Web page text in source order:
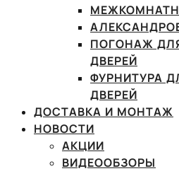
ПОГОНАЖ
ДВЕРЕЙ
ФУРНИТУРА
ДВЕРЕЙ
ДОСТАВКА И МОНТАЖ
НОВОСТИ
АКЦИИ
ВИДЕООБЗОРЫ